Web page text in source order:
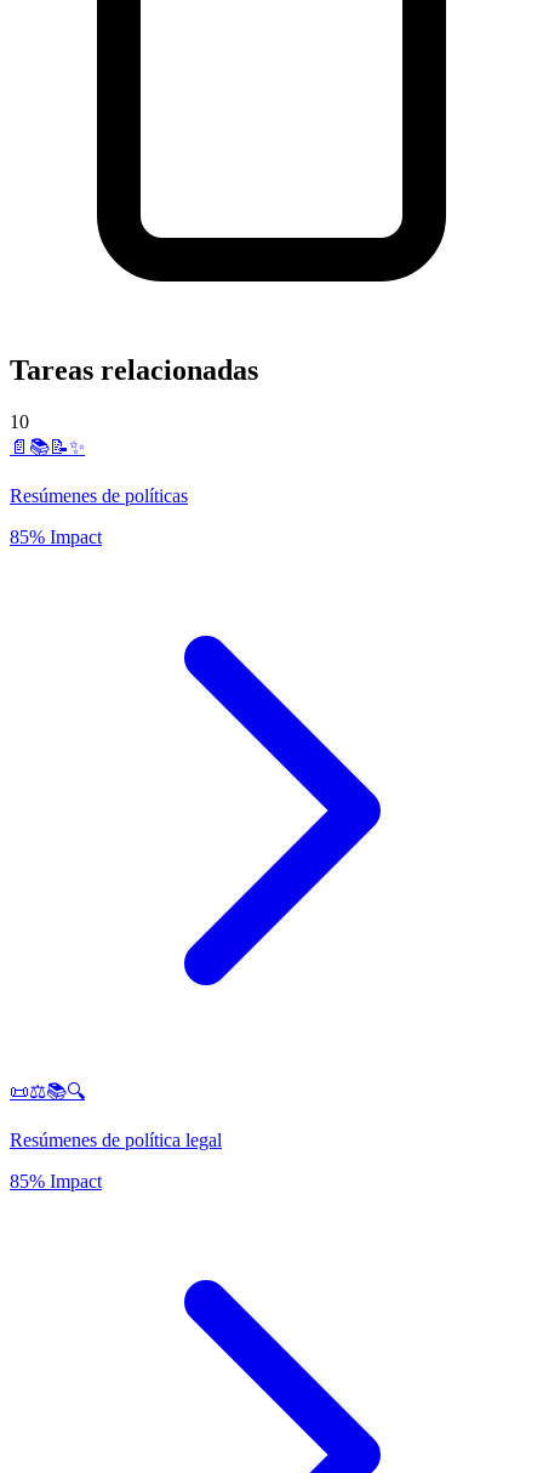
Tareas relacionadas
10
📄📚📝✨
Resúmenes de políticas
85% Impact
📜⚖️📚🔍
Resúmenes de política legal
85% Impact